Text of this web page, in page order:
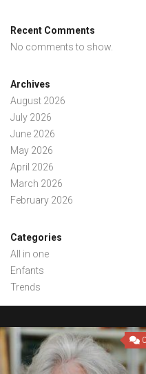
Recent Comments
No comments to show.
Archives
August 2026
July 2026
June 2026
May 2026
April 2026
March 2026
February 2026
Categories
All in one
Enfants
Trends
0